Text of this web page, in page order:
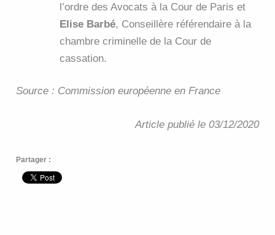
l’ordre des Avocats à la Cour de Paris et
Elise Barbé, Conseillère référendaire à la
chambre criminelle de la Cour de
cassation.
Source : Commission européenne en France
Article publié le 03/12/2020
Partager :